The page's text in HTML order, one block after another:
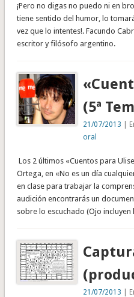
¡Pero no digas no puedo ni en
tiene sentido del humor, lo
vez que lo intentes!. Facundo
escritor y filósofo argentino.
(5ª
21/07/2013 |
oral
Los 2 últimos «Cuentos para
Ortega, en «No es un día
en clase para trabajar la
audición encontrarás un
sobre lo escuchado (Ojo
21/07/2013 |